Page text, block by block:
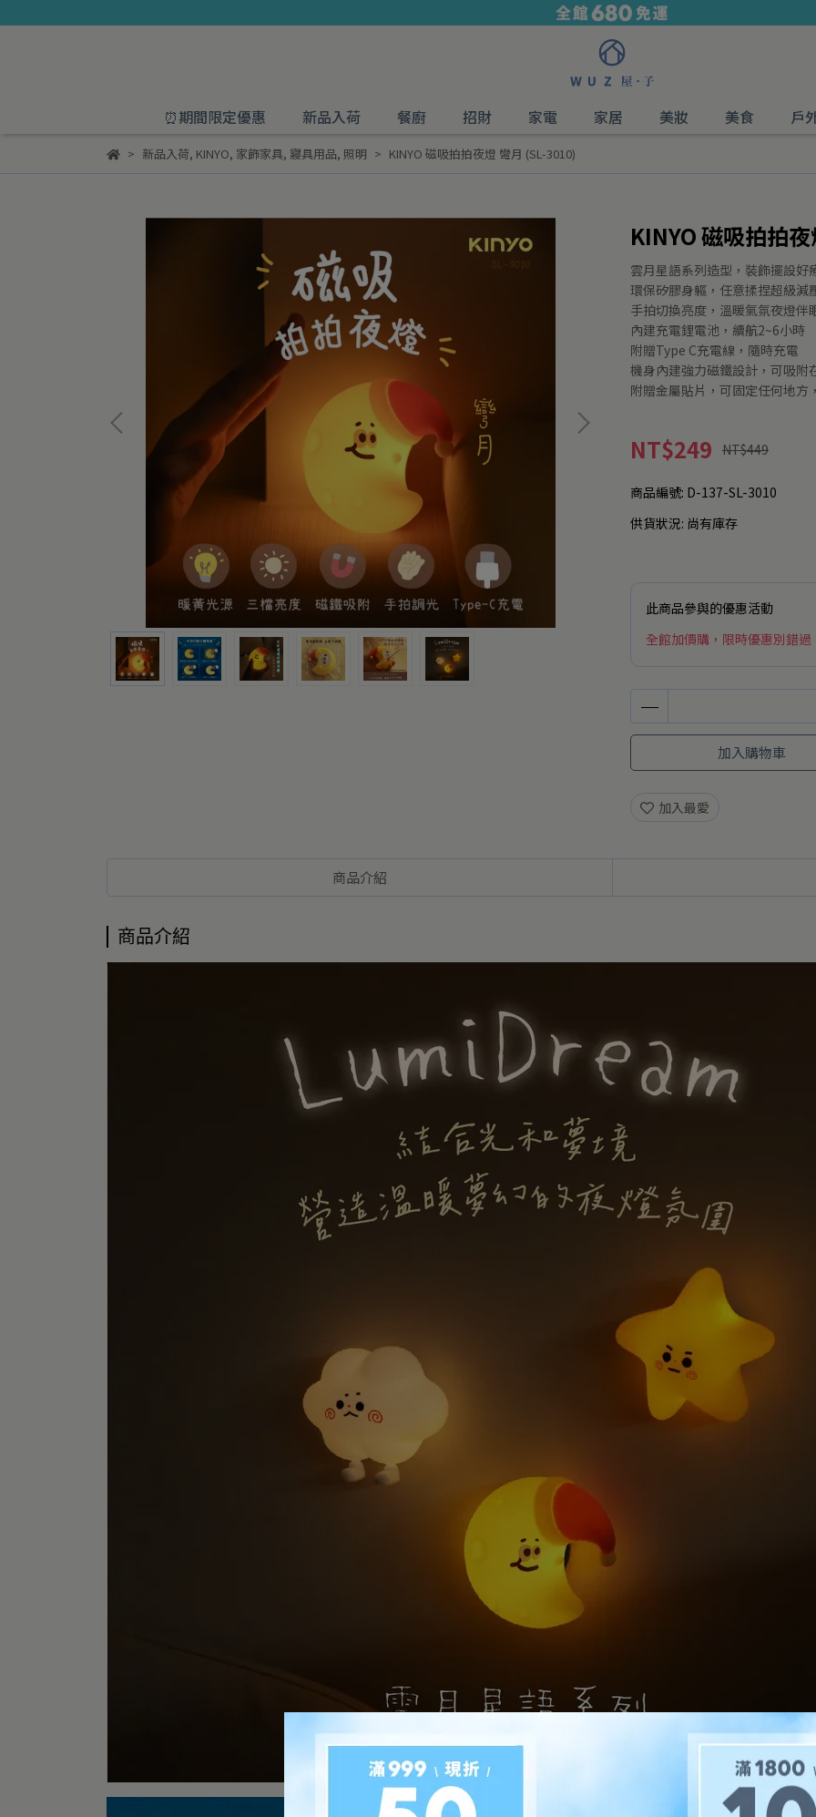
⏰期間限定優惠 新品入荷 餐廚 招財 家電 家居 美妝 美食 戶
新品入荷, KINYO, 家飾家具, 寢具用品, 照明 KINYO 磁吸拍拍夜燈 彎月 (SL-3010)
KINYO 磁吸拍拍
雲月星語系列造型，裝飾擺設好
環保矽膠身軀，任意揉捏超級減
手拍切換亮度，溫暖氣氛夜燈伴
內建充電鋰電池，續航2~6小時
附贈Type C充電線，隨時充電
機身內建強力磁鐵設計，可吸附
附贈金屬貼片，可固定任何地方
NT$249 NT$449
商品編號: D-137-SL-3010
供貨狀況: 尚有庫存
此商品參與的優惠活動
全館加價購，限時優惠別錯過
加入購物車
加入最愛
商品介紹
商品介紹